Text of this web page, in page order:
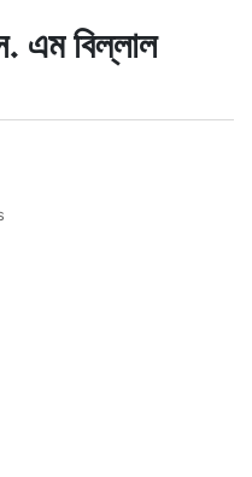
এম বিল্লাল